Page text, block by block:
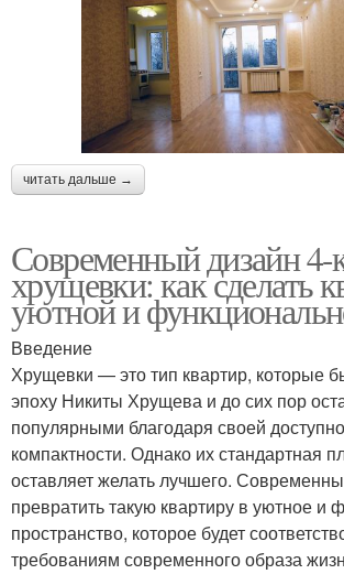
читать дальше →
Современный дизайн 4-
хрущевки: как сделать
уютной и
Введение
Хрущевки — это тип квартир, которые
эпоху Никиты Хрущева и до сих пор
популярными благодаря своей
компактности. Однако их стандартная
оставляет желать лучшего.
превратить такую квартиру в уютное и
пространство, которое будет
требованиям современного образа